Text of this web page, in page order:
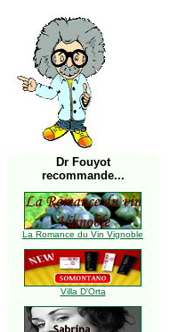
Dr Fouyot
recommande...
La Romance du Vin Vignoble
Villa D'Orta